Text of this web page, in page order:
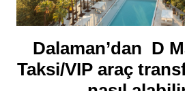
Dalaman’dan D
Taksi/VIP araç